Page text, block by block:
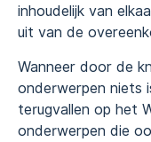
inhoudelijk van
uit van de
Wanneer door de
onderwerpen niets
terugvallen op het
onderwerpen die